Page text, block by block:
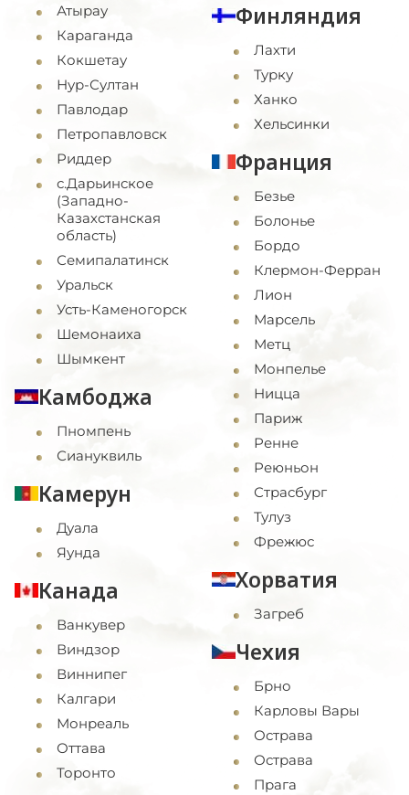
Атырау
Караганда
Кокшетау
Нур-Султан
Павлодар
Петропавловск
Риддер
с.Дарьинское
(Западно-
Казахстанская
область)
Семипалатинск
Уральск
Усть-Каменогорск
Шемонаиха
Шымкент
Камбоджа
Пномпень
Сиануквиль
Камерун
Дуала
Яунда
Канада
Ванкувер
Виндзор
Виннипег
Калгари
Монреаль
Оттава
Торонто
Финляндия
Лахти
Турку
Ханко
Хельсинки
Франция
Безье
Болонье
Бордо
Клермон-Ферран
Лион
Марсель
Метц
Монпелье
Ницца
Париж
Ренне
Реюньон
Страсбург
Тулуз
Фрежюс
Хорватия
Загреб
Чехия
Брно
Карловы Вары
Острава
Острава
Прага